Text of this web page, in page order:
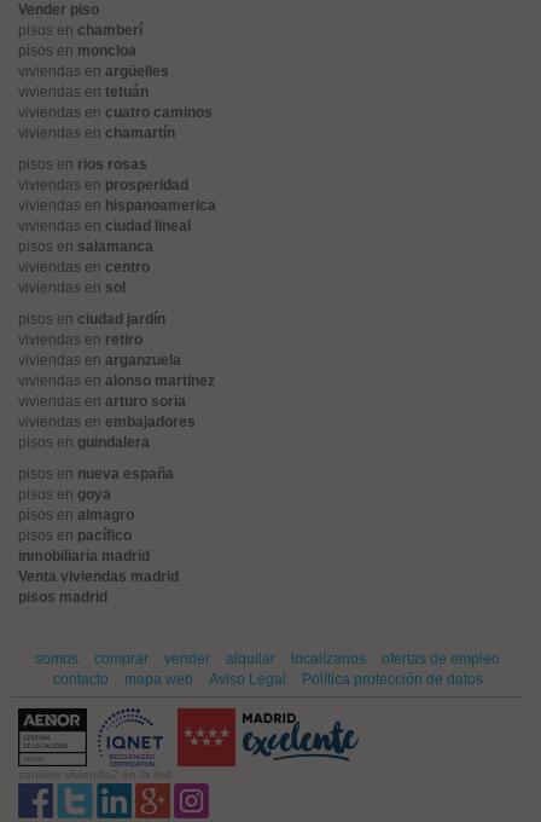
Vender piso
pisos en chamberí
pisos en moncloa
viviendas en argüelles
viviendas en tetuán
viviendas en cuatro caminos
viviendas en chamartín
pisos en rios rosas
viviendas en prosperidad
viviendas en hispanoamerica
viviendas en ciudad lineal
pisos en salamanca
viviendas en centro
viviendas en sol
pisos en ciudad jardín
viviendas en retiro
viviendas en arganzuela
viviendas en alonso martinez
viviendas en arturo soria
viviendas en embajadores
pisos en guindalera
pisos en nueva españa
pisos en goya
pisos en almagro
pisos en pacífico
inmobiliaria madrid
Venta viviendas madrid
pisos madrid
somos comprar vender alquilar localízanos
ofertas de empleo
contacto
mapa web Aviso Legal Política protección de datos
canales vivienda2 en la red